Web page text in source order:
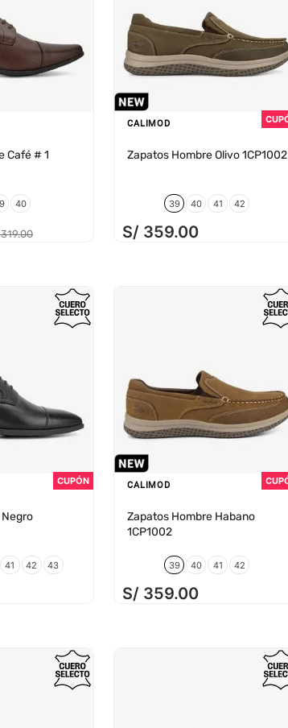
Café # 1
40
319.00
CALIMOD
Zapatos Hombre Olivo 1CP1002
39 40 41 42
S/ 359.00
41 42 43
CALIMOD
Zapatos Hombre Habano
1CP1002
39 40 41 42
S/ 359.00